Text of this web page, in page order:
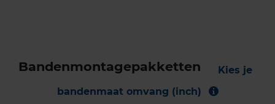
Bandenmontagepakketten
Kies je
bandenmaat omvang (inch)